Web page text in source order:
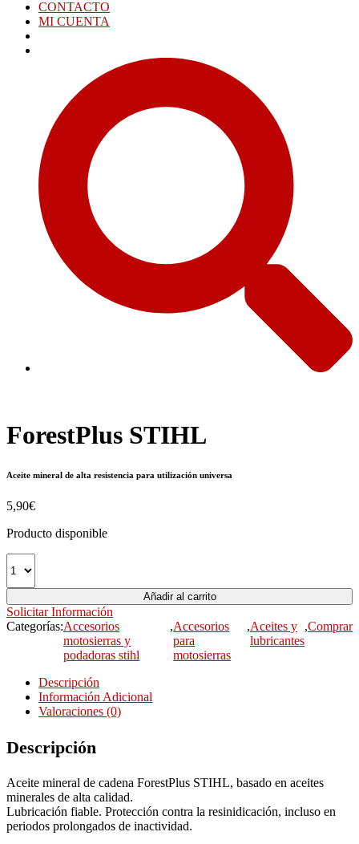
CONTACTO
MI CUENTA
ForestPlus STIHL
Aceite mineral de alta resistencia para utilización universa
5,90€
Producto disponible
Añadir al carrito
Solicitar Información
Categorías:Accesorios
motosierras y
podadoras stihl
,Accesorios
para
motosierras
,Aceites y
lubricantes
,Comprar
Descripción
Información Adicional
Valoraciones (0)
Descripción
Aceite mineral de cadena ForestPlus STIHL, basado en aceites
minerales de alta calidad.
Lubricación fiable. Protección contra la resinidicación, incluso en
periodos prolongados de inactividad.